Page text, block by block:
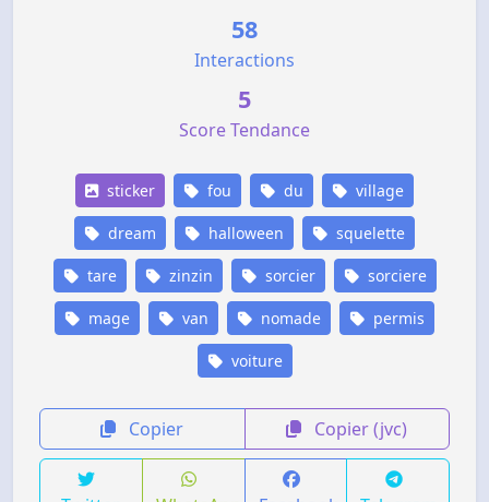
58
Interactions
5
Score Tendance
sticker fou du village
dream halloween squelette
tare zinzin sorcier sorciere
mage van nomade permis
voiture
Copier Copier (jvc)